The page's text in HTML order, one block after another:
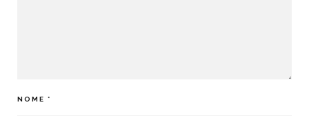
NOME *